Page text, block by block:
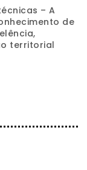
– A
de
territorial